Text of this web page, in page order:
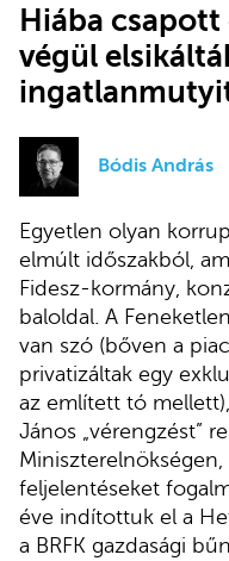
Hiába csapott
végül
Bódis András
Egyetlen olyan
elmúlt időszakból,
Fidesz-kormány,
baloldal. A
van szó (bőven a
privatizáltak egy
az említett tó
János „vérengzést”
feljelentéseket
éve indítottuk el a
a BRFK gazdasági